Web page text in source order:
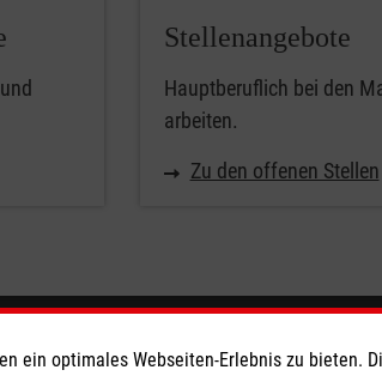
Stellenangebote
Hauptberuflich bei den
arbeiten.
Zu den offenen Stellen
Die Malteser
ein optimales Webseiten-Erlebnis zu